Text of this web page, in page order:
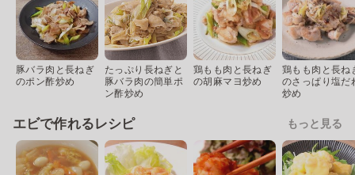
豚バラ肉と長ねぎ
のポン酢炒め
たっぷり長ねぎと
豚バラ肉の簡単ポ
ン酢炒め
鶏もも肉と長ねぎ
の胡麻マヨ炒め
鶏もも肉と長ね
のさっぱり塩だ
炒め
エビで作れるレシピ もっと見る